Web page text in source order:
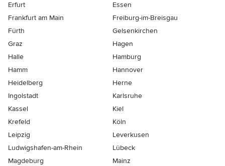
Erfurt
Essen
Frankfurt am Main
Freiburg-im-Breisgau
Fürth
Gelsenkirchen
Graz
Hagen
Halle
Hamburg
Hamm
Hannover
Heidelberg
Herne
Ingolstadt
Karlsruhe
Kassel
Kiel
Krefeld
Köln
Leipzig
Leverkusen
Ludwigshafen-am-Rhein
Lübeck
Magdeburg
Mainz